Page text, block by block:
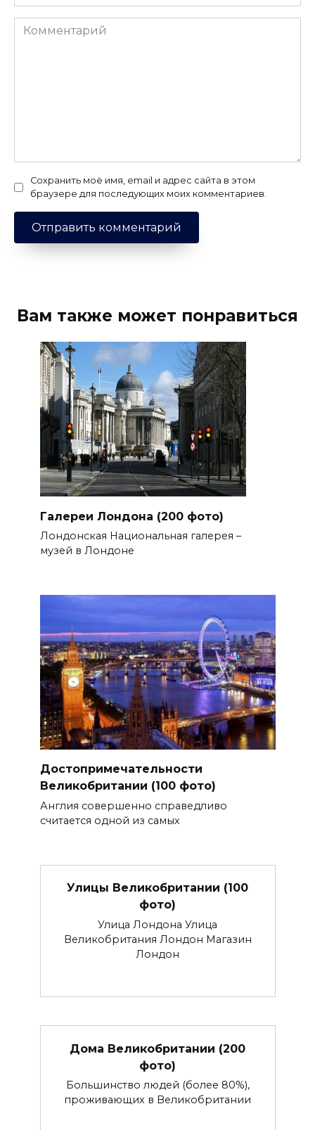
Комментарий
Сохранить моё имя, email и адрес сайта в этом
браузере для последующих моих комментариев.
Вам также может понравиться
Галереи Лондона (200 фото)
Лондонская Национальная галерея –
музей в Лондоне
Достопримечательности
Великобритании (100 фото)
Англия совершенно справедливо
считается одной из самых
Улицы Великобритании (100
фото)
Улица Лондона Улица
Великобритания Лондон Магазин
Лондон
Дома Великобритании (200
фото)
Большинство людей (более 80%),
проживающих в Великобритании